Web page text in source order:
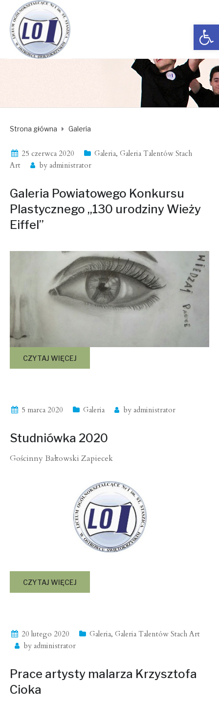
Open toolbar
Strona główna Galeria
25 czerwca 2020 Galeria, Galeria Talentów Stach
Art
by administrator
Galeria Powiatowego Konkursu
Plastycznego „130 urodziny Wieży
Eiffel”
CZYTAJ WIĘCEJ
5 marca 2020 Galeria by administrator
Studniówka 2020
Gościnny Bałtowski Zapiecek
CZYTAJ WIĘCEJ
20 lutego 2020 Galeria, Galeria Talentów Stach Art
by administrator
Prace artysty malarza Krzysztofa
Cioka